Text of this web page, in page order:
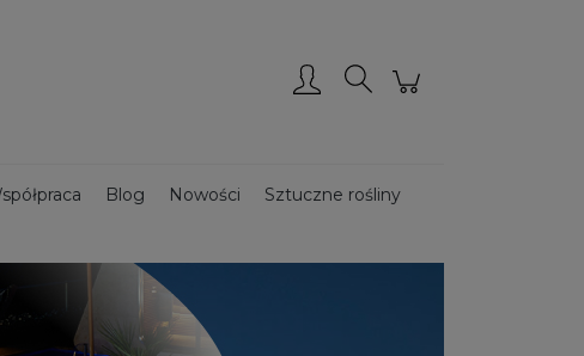
Blog Nowości Sztuczne rośliny
Donice ze stali CORTEN Donice drewniane
Donice podświetlane Donice ogrodowe